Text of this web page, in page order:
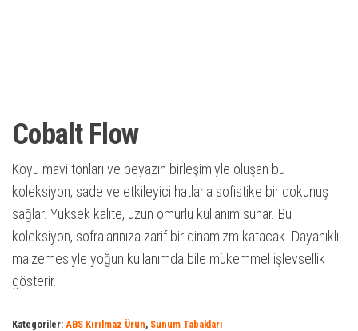
Cobalt Flow
Koyu mavi tonları ve beyazın birleşimiyle oluşan bu
koleksiyon, sade ve etkileyici hatlarla sofistike bir dokunuş
sağlar. Yüksek kalite, uzun ömürlü kullanım sunar. Bu
koleksiyon, sofralarınıza zarif bir dinamizm katacak. Dayanıklı
malzemesiyle yoğun kullanımda bile mükemmel işlevsellik
gösterir.
Kategoriler: ABS Kırılmaz Ürün, Sunum Tabakları